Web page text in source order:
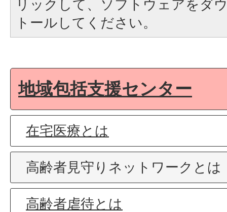
リックして、ソフトウェアをダ
トールしてください。
地域包括支援センター
在宅医療とは
高齢者見守りネットワークとは
高齢者虐待とは